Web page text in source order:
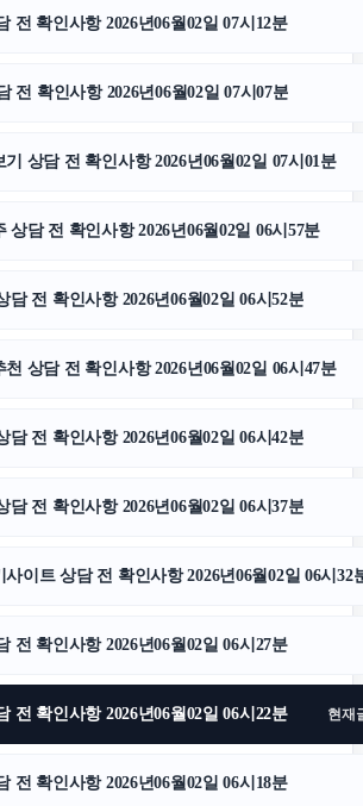
전 확인사항 2026년06월02일 07시12분
전 확인사항 2026년06월02일 07시07분
상담 전 확인사항 2026년06월02일 07시01분
상담 전 확인사항 2026년06월02일 06시57분
담 전 확인사항 2026년06월02일 06시52분
상담 전 확인사항 2026년06월02일 06시47분
담 전 확인사항 2026년06월02일 06시42분
담 전 확인사항 2026년06월02일 06시37분
이트 상담 전 확인사항 2026년06월02일 06시32
전 확인사항 2026년06월02일 06시27분
전 확인사항 2026년06월02일 06시22분 현재
전 확인사항 2026년06월02일 06시18분